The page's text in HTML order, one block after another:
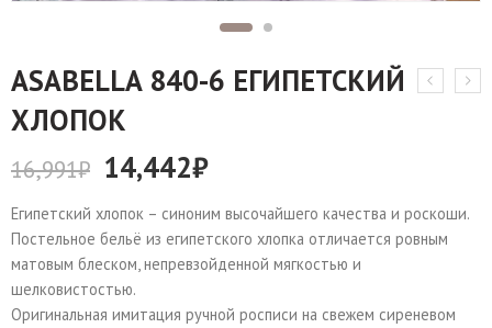
АSABELLA 840-6 ЕГИПЕТСКИЙ
ХЛОПОК
16,991₽ 14,442₽
Египетский хлопок – синоним высочайшего качества и роскоши.
Постельное бельё из египетского хлопка отличается ровным
матовым блеском, непревзойденной мягкостью и
шелковистостью.
Оригинальная имитация ручной росписи на свежем сиреневом